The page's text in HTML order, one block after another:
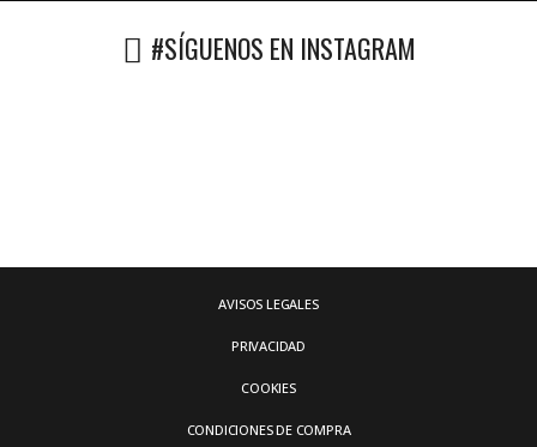
#SÍGUENOS EN INSTAGRAM
AVISOS LEGALES
PRIVACIDAD
COOKIES
CONDICIONES DE COMPRA